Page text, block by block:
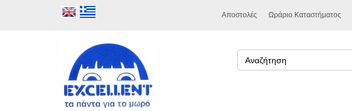
Αποστολές Ωράριο Καταστήματος